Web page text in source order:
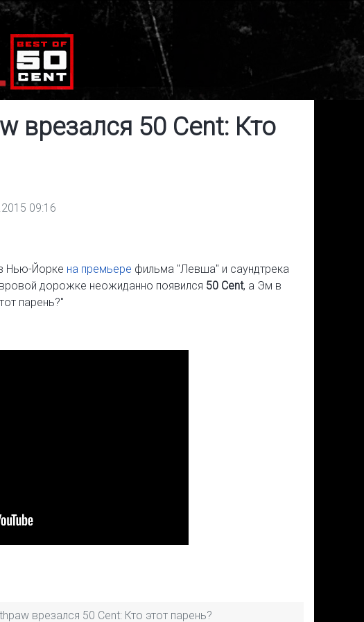
врезался 50 Cent: Кто
09:16
Нью-Йорке на премьере фильма "Левша" и саундтрека
дорожке неожиданно появился 50 Cent, а Эм в
парень?"
врезался 50 Cent: Кто этот парень?